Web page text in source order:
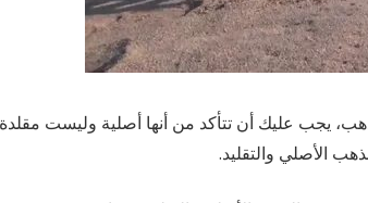
يجب عليك أن تتأكد من أنها أصلية وليست
الأصلي والتقليد.